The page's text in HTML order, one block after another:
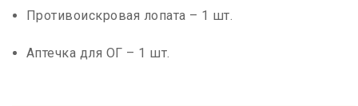
Противоискровая лопата – 1 шт.
Аптечка для ОГ – 1 шт.